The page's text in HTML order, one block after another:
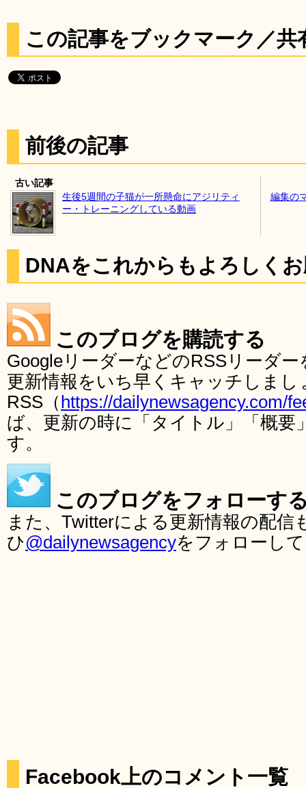
この記事をブックマーク／共
前後の記事
古い記事
生後5週間の子猫が一所懸命にアジリティ
ー・トレーニングしている動画
編集の
DNAをこれからもよろしく
このブログを購読する
GoogleリーダーなどのRSSリーダ
更新情報をいち早くキャッチしま
RSS（ https://dailynewsagency.com/
ば、更新の時に「タイトル」「概要
す。
このブログをフォローす
また、Twitterによる更新情報の配
ひ@dailynewsagencyをフォローし
Facebook上のコメント一覧